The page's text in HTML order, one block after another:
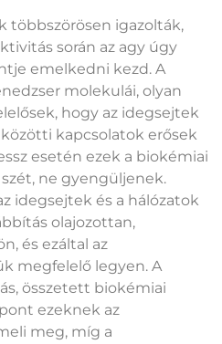
többszörösen igazolták,
során az agy úgy
emelkedni kezd. A
molekulái, olyan
hogy az idegsejtek
kapcsolatok erősek
esetén ezek a biokémiai
ne gyengüljenek.
idegsejtek és a hálózatok
olajozottan,
és ezáltal az
megfelelő legyen. A
összetett biokémiai
ezeknek az
meg, míg a